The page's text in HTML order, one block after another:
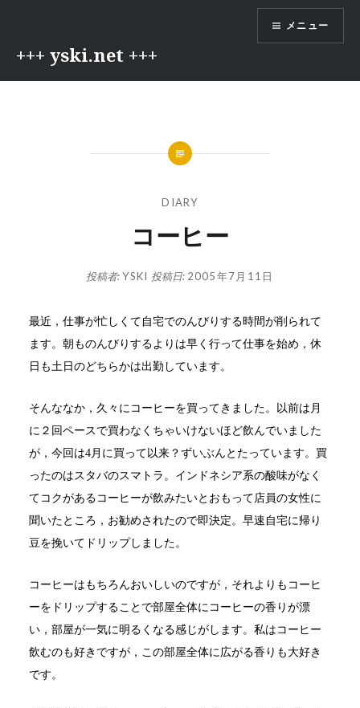
+++ yski.net +++
メニュー
DIARY
コーヒー
投稿者:YSKI 投稿日: 2005年7月11日
最近，仕事が忙しくて自宅でのんびりする時間が削られて
ます。朝ものんびりするよりは早く行って仕事を始め，休
日も土日のどちらかは出勤しています。
そんななか，久々にコーヒーを買ってきました。以前は月
に２回ペースで買わなくちゃいけないほど飲んでいました
が，今回は4月に買って以来？ずいぶんとたっています。買
ったのはスタバのスマトラ。インドネシア系の酸味がなく
てコクがあるコーヒーが飲みたいとおもって店員の女性に
聞いたところ，お勧めされたので即決定。早速自宅に帰り
豆を挽いてドリップしました。
コーヒーはもちろんおいしいのですが，それよりもコーヒ
ーをドリップすることで部屋全体にコーヒーの香りが漂
い，部屋が一気に明るくなる感じがします。私はコーヒー
飲むのも好きですが，この部屋全体に広がる香りも大好き
です。